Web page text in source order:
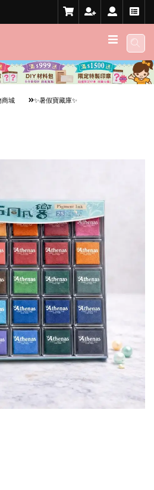
商城
✨暑假寶藏庫✨